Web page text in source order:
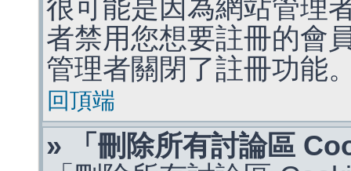
很可能是因為網站管理
者禁用您想要註冊的會
管理者關閉了註冊功能
回頂端
» 「刪除所有討論區